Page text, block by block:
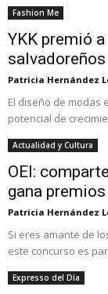
Fashion Me
YKK premió
salvadoreños
Patricia Hernández
El diseño de modas
potencial de
Actualidad y Cultura
OEI:
gana premios
Patricia Hernández
Si eres amante de
este concurso es
Expresso del Día